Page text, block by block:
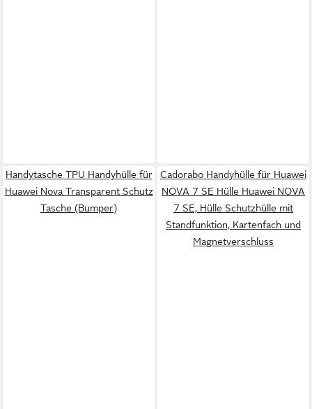
Handytasche TPU Handyhülle für
Huawei Nova Transparent Schutz
Tasche (Bumper)
Cadorabo Handyhülle für Huawei
NOVA 7 SE Hülle Huawei NOVA
7 SE, Hülle Schutzhülle mit
Standfunktion, Kartenfach und
Magnetverschluss